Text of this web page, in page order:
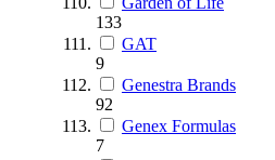
133
GAT
9
Genestra Brands
92
Genex Formulas
7